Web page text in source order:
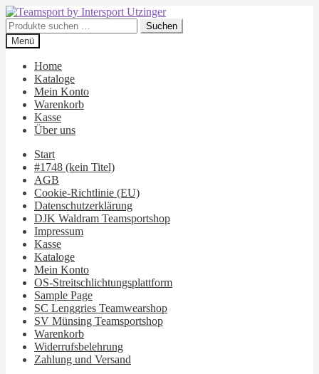
Zur
Navigation
springen
Zum
Inhalt
springen
Suchen
nach:
Suchen
Menü
Home
Kataloge
Mein Konto
Warenkorb
Kasse
Über uns
Start
#1748 (kein Titel)
AGB
Cookie-Richtlinie (EU)
Datenschutzerklärung
DJK Waldram Teamsportshop
Impressum
Kasse
Kataloge
Mein Konto
OS-Streitschlichtungsplattform
Sample Page
SC Lenggries Teamwearshop
SV Münsing Teamsportshop
Warenkorb
Widerrufsbelehrung
Zahlung und Versand